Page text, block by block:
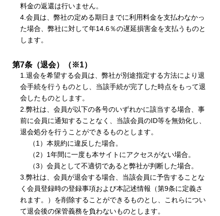
料金の返還は行いません。
4.会員は、弊社の定める期日までに利用料金を支払わなかっ
た場合、弊社に対して年14.6％の遅延損害金を支払うものと
します。
第7条（退会）（※1）
1.退会を希望する会員は、弊社が別途指定する方法により退
会手続を行うものとし、当該手続が完了した時点をもって退
会したものとします。
2.弊社は、会員が以下の各号のいずれかに該当する場合、事
前に会員に通知することなく、当該会員のID等を無効化し、
退会処分を行うことができるものとします。
（1）本規約に違反した場合。
（2）1年間に一度も本サイトにアクセスがない場合。
（3）会員として不適切であると弊社が判断した場合。
3.弊社は、会員が退会する場合、当該会員に予告することな
く会員登録時の登録事項および本記述情報（第9条に定義さ
れます。）を削除することができるものとし、これらについ
て退会後の保管義務を負わないものとします。